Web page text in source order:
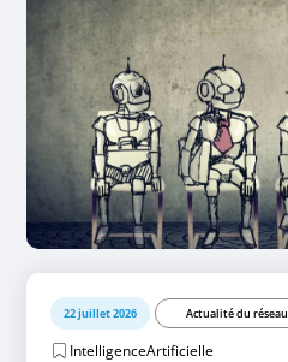
22 juillet 2026 Actualité du réseau
IntelligenceArtificielle